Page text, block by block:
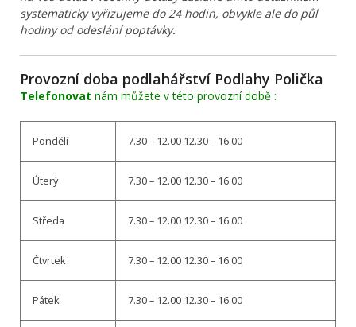
systematicky vyřizujeme do 24 hodin, obvykle ale do půl
hodiny od odeslání poptávky.
Provozní doba podlahářství Podlahy Polička
Telefonovat nám můžete v této provozní době :
Pondělí 7.30 – 12.00 12.30 – 16.00
Úterý 7.30 – 12.00 12.30 – 16.00
Středa 7.30 – 12.00 12.30 – 16.00
Čtvrtek 7.30 – 12.00 12.30 – 16.00
Pátek 7.30 – 12.00 12.30 – 16.00